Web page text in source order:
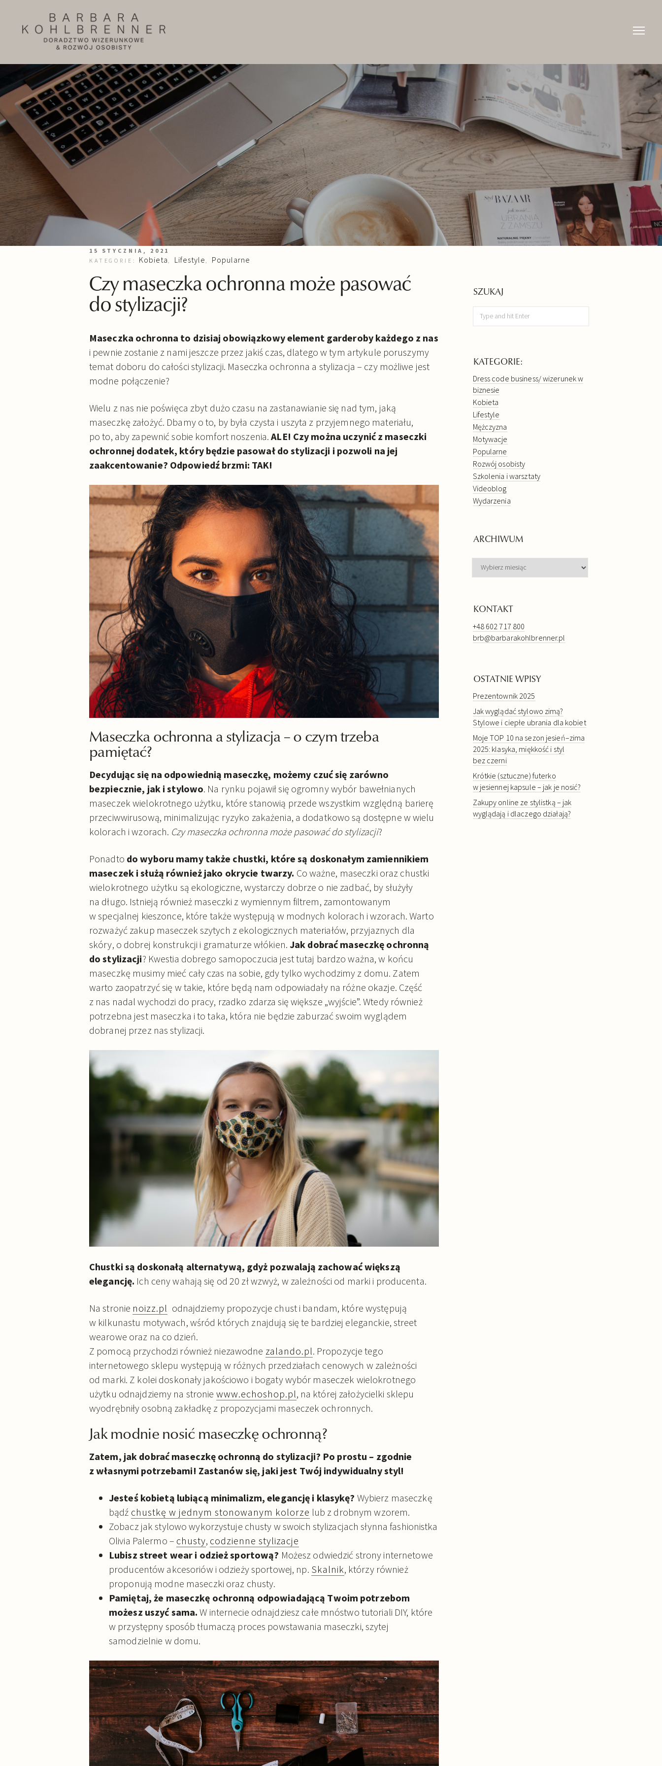
15 STYCZNIA, 2021
KATEGORIE: Kobieta , Lifestyle , Popularne
Czy maseczka ochronna może pasować
do stylizacji?
Maseczka ochronna to dzisiaj obowiązkowy element garderoby każdego z nas
i pewnie zostanie z nami jeszcze przez jakiś czas, dlatego w tym artykule poruszymy
temat doboru do całości stylizacji. Maseczka ochronna a stylizacja – czy możliwe jest
modne połączenie?
Wielu z nas nie poświęca zbyt dużo czasu na zastanawianie się nad tym, jaką
maseczkę założyć. Dbamy o to, by była czysta i uszyta z przyjemnego materiału,
po to, aby zapewnić sobie komfort noszenia.ALE! Czy można uczynić z maseczki
ochronnej dodatek, który będzie pasował do stylizacji i pozwoli na jej
zaakcentowanie? Odpowiedź brzmi: TAK!
Maseczka ochronna a stylizacja – o czym trzeba
pamiętać?
Decydując się na odpowiednią maseczkę, możemy czuć się zarówno
bezpiecznie, jak i stylowo. Na rynku pojawił się ogromny wybór bawełnianych
maseczek wielokrotnego użytku, które stanowią przede wszystkim względną barierę
przeciwwirusową, minimalizując ryzyko zakażenia, a dodatkowo są dostępne w wielu
kolorach i wzorach. Czy maseczka ochronna może pasować do stylizacji?
Ponadto do wyboru mamy także chustki, które są doskonałym zamiennikiem
maseczek i służą również jako okrycie twarzy. Co ważne, maseczki oraz chustki
wielokrotnego użytku są ekologiczne, wystarczy dobrze o nie zadbać, by służyły
na długo. Istnieją również maseczki z wymiennym filtrem, zamontowanym
w specjalnej kieszonce, które także występują w modnych kolorach i wzorach. Warto
rozważyć zakup maseczek szytych z ekologicznych materiałów, przyjaznych dla
skóry, o dobrej konstrukcji i gramaturze włókien. Jak dobrać maseczkę ochronną
do stylizacji? Kwestia dobrego samopoczucia jest tutaj bardzo ważna, w końcu
maseczkę musimy mieć cały czas na sobie, gdy tylko wychodzimy z domu. Zatem
warto zaopatrzyć się w takie, które będą nam odpowiadały na różne okazje. Część
z nas nadal wychodzi do pracy, rzadko zdarza się większe „wyjście”. Wtedy również
potrzebna jest maseczka i to taka, która nie będzie zaburzać swoim wyglądem
dobranej przez nas stylizacji.
Chustki są doskonałą alternatywą, gdyż pozwalają zachować większą
elegancję. Ich ceny wahają się od 20 zł wzwyż, w zależności od marki i producenta.
Na stronie noizz.pl odnajdziemy propozycje chust i bandam, które występują
w kilkunastu motywach, wśród których znajdują się te bardziej eleganckie, street
wearowe oraz na co dzień.
Z pomocą przychodzi również niezawodne zalando.pl. Propozycje tego
internetowego sklepu występują w różnych przedziałach cenowych w zależności
od marki. Z kolei doskonały jakościowo i bogaty wybór maseczek wielokrotnego
użytku odnajdziemy na stronie www.echoshop.pl, na której założycielki sklepu
wyodrębniły osobną zakładkę z propozycjami maseczek ochronnych.
Jak modnie nosić maseczkę ochronną?
Zatem, jak dobrać maseczkę ochronną do stylizacji? Po prostu – zgodnie
z własnymi potrzebami! Zastanów się, jaki jest Twój indywidualny styl!
Jesteś kobietą lubiącą minimalizm, elegancję i klasykę? Wybierz maseczkę
bądź chustkę w jednym stonowanym kolorze lub z drobnym wzorem.
Zobacz jak stylowo wykorzystuje chusty w swoich stylizacjach słynna fashionistka
Olivia Palermo – chusty, codzienne stylizacje
Lubisz street wear i odzież sportową? Możesz odwiedzić strony internetowe
producentów akcesoriów i odzieży sportowej, np. Skalnik, którzy również
proponują modne maseczki oraz chusty.
Pamiętaj, że maseczkę ochronną odpowiadającą Twoim potrzebom
możesz uszyć sama. W internecie odnajdziesz całe mnóstwo tutoriali DIY, które
w przystępny sposób tłumaczą proces powstawania maseczki, szytej
samodzielnie w domu.
SZUKAJ
KATEGORIE:
Dress code business/ wizerunek w
biznesie
Kobieta
Lifestyle
Mężczyzna
Motywacje
Popularne
Rozwój osobisty
Szkolenia i warsztaty
Videoblog
Wydarzenia
ARCHIWUM
KONTAKT
+48 602 717 800
brb@barbarakohlbrenner.pl
OSTATNIE WPISY
Prezentownik 2025
Jak wyglądać stylowo zimą?
Stylowe i ciepłe ubrania dla kobiet
Moje TOP 10 na sezon jesień–zima
2025: klasyka, miękkość i styl
bez czerni
Krótkie (sztuczne) futerko
w jesiennej kapsule – jak je nosić?
Zakupy online ze stylistką – jak
wyglądają i dlaczego działają?